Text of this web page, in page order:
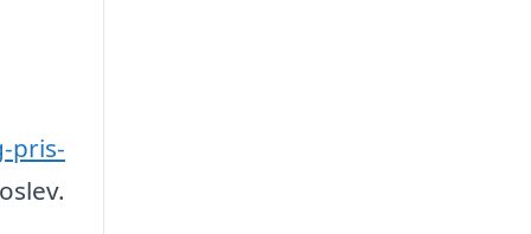
pris-